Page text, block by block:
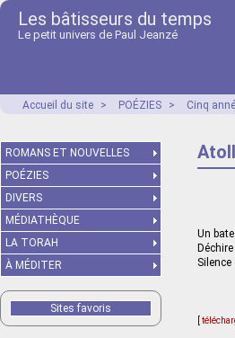
Les bâtisseurs du temps
Le petit univers de Paul Jeanzé
Accueil du site > POÉZIES > Cinq
Atoll
Un
ROMANS ET NOUVELLES
POÉZIES
DIVERS
MÉDIATHÈQUE
LA TORAH
À MÉDITER
Sites favoris